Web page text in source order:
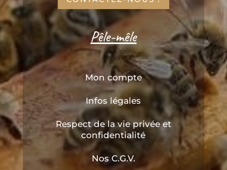
Pêle-mêle
Mon compte
Infos légales
Respect de la vie privée et
confidentialité
Nos C.G.V.